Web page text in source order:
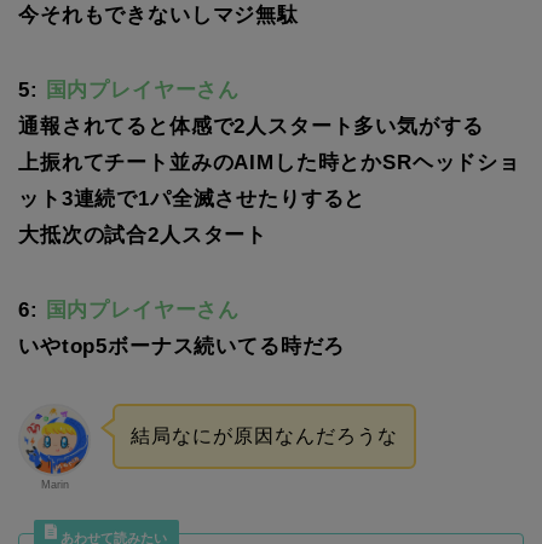
今それもできないしマジ無駄
5:
国内プレイヤーさん
通報されてると体感で2人スタート多い気がする
上振れてチート並みのAIMした時とかSRヘッドショ
ット3連続で1パ全滅させたりすると
大抵次の試合2人スタート
6:
国内プレイヤーさん
いやtop5ボーナス続いてる時だろ
Marin
結局なにが原因なんだろうな